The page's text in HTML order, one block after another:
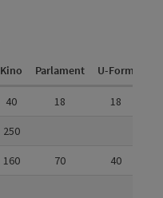
Kino Parlament U-Form
40 18 18
250
160 70 40